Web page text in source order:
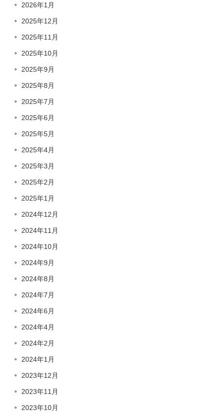
2026年1月
2025年12月
2025年11月
2025年10月
2025年9月
2025年8月
2025年7月
2025年6月
2025年5月
2025年4月
2025年3月
2025年2月
2025年1月
2024年12月
2024年11月
2024年10月
2024年9月
2024年8月
2024年7月
2024年6月
2024年4月
2024年2月
2024年1月
2023年12月
2023年11月
2023年10月